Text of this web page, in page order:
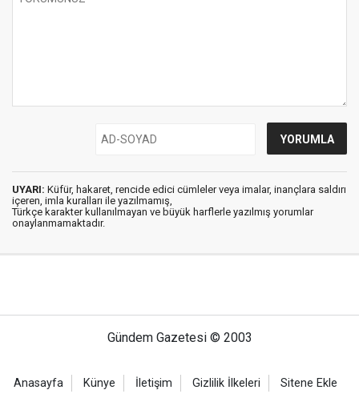
UYARI: Küfür, hakaret, rencide edici cümleler veya imalar, inançlara saldırı
içeren, imla kuralları ile yazılmamış,
Türkçe karakter kullanılmayan ve büyük harflerle yazılmış yorumlar
onaylanmamaktadır.
Gündem Gazetesi © 2003
Anasayfa Künye İletişim Gizlilik İlkeleri Sitene Ekle